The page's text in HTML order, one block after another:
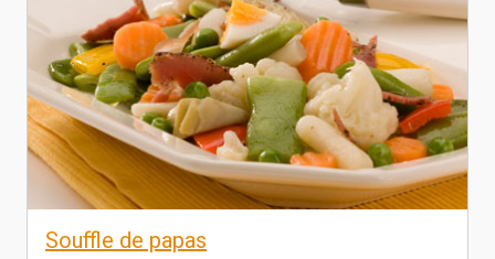
Souffle de papas